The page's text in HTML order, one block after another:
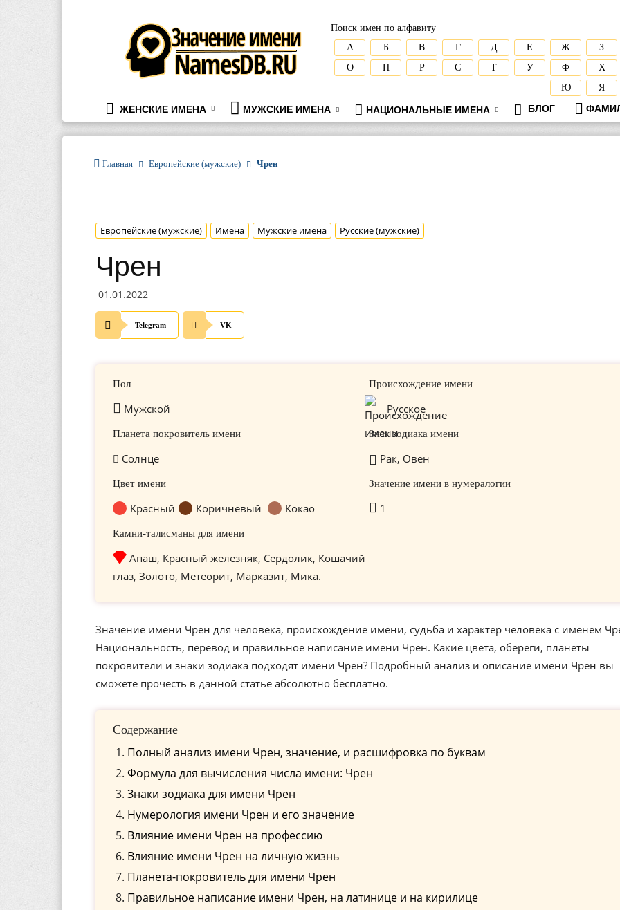
namesdb.ru
Поиск имен по алфавиту
А
Б В Г Д Е Ж
З
О
П Р С Т У Ф
Х
Ю
Я
ЖЕНСКИЕ ИМЕНА МУЖСКИЕ ИМЕНА НАЦИОНАЛЬНЫЕ ИМЕНА БЛОГ
Главная Европейские (мужские) Чрен
Европейские (мужские) Имена Мужские имена Русские (мужские)
Чрен
01.01.2022
Telegram VK
Пол
Мужской
Происхождение имени
Русское
Планета покровитель имени
Солнце
Знак зодиака имени
Рак, Овен
Цвет имени
Красный Коричневый Кокао
Значение имени в нумералогии
1
Камни-талисманы для имени
Апаш, Красный железняк, Сердолик, Кошачий
глаз, Золото, Метеорит, Марказит, Мика.
Значение имени Чрен для человека, происхождение имени, судьба и характер человека с именем
Национальность, перевод и правильное написание имени Чрен. Какие цвета, обереги, планеты
покровители и знаки зодиака подходят имени Чрен? Подробный анализ и описание имени Чрен вы
сможете прочесть в данной статье абсолютно бесплатно.
Содержание
Полный анализ имени Чрен, значение, и расшифровка по буквам
Формула для вычисления числа имени: Чрен
Знаки зодиака для имени Чрен
Нумерология имени Чрен и его значение
Влияние имени Чрен на профессию
Влияние имени Чрен на личную жизнь
Планета-покровитель для имени Чрен
Правильное написание имени Чрен, на латинице и на кирилице